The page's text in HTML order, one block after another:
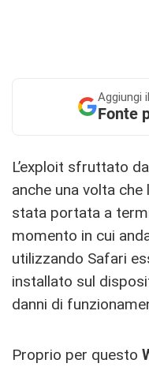
Aggiungi
Fonte
L’exploit sfruttato
anche una volta che
stata portata a
momento in cui
utilizzando Safari
installato sul
danni di
Proprio per questo